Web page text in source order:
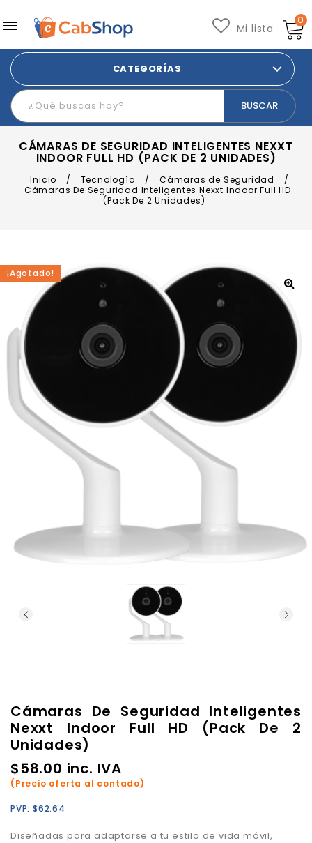
0
Mi lista
CATEGORÍAS
CÁMARAS DE SEGURIDAD INTELIGENTES NEXXT
INDOOR FULL HD (PACK DE 2 UNIDADES)
Inicio / Tecnología / Cámaras de Seguridad
/
Cámaras De Seguridad Inteligentes Nexxt Indoor Full HD
(Pack De 2 Unidades)
¡Agotado!
Cámaras De Seguridad Inteligentes
Nexxt Indoor Full HD (Pack De 2
Unidades)
$58.00 inc. IVA
(Precio oferta al contado)
PVP: $62.64
Diseñadas para adaptarse a tu estilo de vida móvil,